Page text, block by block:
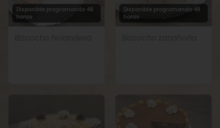
Disponible programando 48
horas
Disponible programando 48
horas